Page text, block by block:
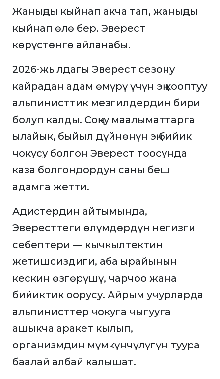
Жаныңды кыйнап акча тап, жаныңды
кыйнап өлө бер. Эверест
көрүстөнгө айланабы.
2026-жылдагы Эверест сезону
кайрадан адам өмүрү үчүн эң кооптуу
альпинисттик мезгилдердин бири
болуп калды. Соңку маалыматтарга
ылайык, быйыл дүйнөнүн эң бийик
чокусу болгон Эверест тоосунда
каза болгондордун саны беш
адамга жетти.
Адистердин айтымында,
Эвересттеги өлүмдөрдүн негизги
себептери — кычкылтектин
жетишсиздиги, аба ырайынын
кескин өзгөрүшү, чарчоо жана
бийиктик оорусу. Айрым учурларда
альпинисттер чокуга чыгууга
ашыкча аракет кылып,
организмдин мүмкүнчүлүгүн туура
баалай албай калышат.